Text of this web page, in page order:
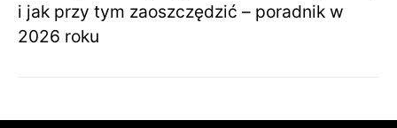
i jak przy tym zaoszczędzić – poradnik w
2026 roku